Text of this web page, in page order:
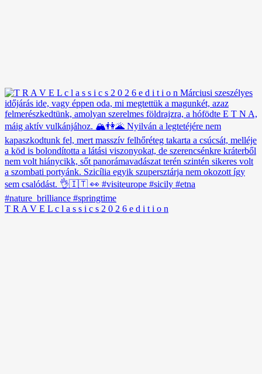
T R A V E L c l a s s i c s 2 0 2 6 e d i t i o n